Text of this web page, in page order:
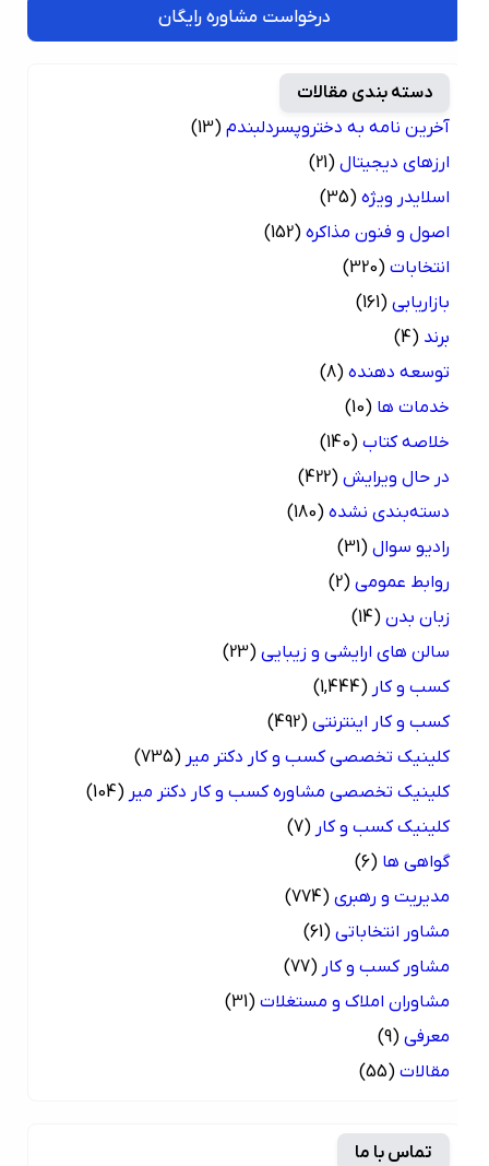
درخواست مشاوره رایگان
دسته بندی مقالات
آخرین نامه به دختروپسردلبندم (13)
ارزهای دیجیتال (21)
اسلایدر ویژه (35)
اصول و فنون مذاکره (152)
انتخابات (320)
بازاریابی (161)
(4)
توسعه دهنده (8)
خدمات ها (10)
خلاصه کتاب (140)
در حال ویرایش (422)
دسته‌بندی نشده (180)
رادیو سوال (31)
روابط عمومی (2)
زبان بدن (14)
سالن های ارایشی و زیبایی (23)
کسب و کار (1,444)
کسب و کار اینترنتی (492)
کلینیک تخصصی کسب و کار دکتر میر (735)
کلینیک تخصصی مشاوره کسب و کار دکتر میر (104)
کلینیک کسب و کار (7)
گواهی ها (6)
مدیریت و رهبری (774)
مشاور انتخاباتی (61)
مشاور کسب و کار (77)
مشاوران املاک و مستغلات (31)
معرفی (9)
مقالات (55)
تماس با ما